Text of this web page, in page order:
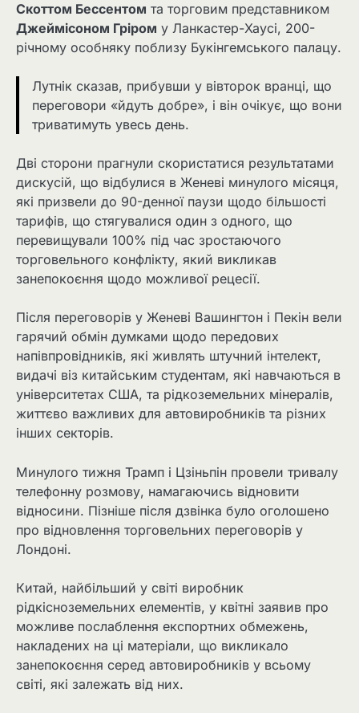
Скоттом Бессентом та торговим представником
Джеймісоном Гріром у Ланкастер-Хаусі, 200-
річному особняку поблизу Букінгемського палацу.
Лутнік сказав, прибувши у вівторок вранці, що
переговори «йдуть добре», і він очікує, що вони
триватимуть увесь день.
Дві сторони прагнули скористатися результатами
дискусій, що відбулися в Женеві минулого місяця,
які призвели до 90-денної паузи щодо більшості
тарифів, що стягувалися один з одного, що
перевищували 100% під час зростаючого
торговельного конфлікту, який викликав
занепокоєння щодо можливої ​​рецесії.
Після переговорів у Женеві Вашингтон і Пекін вели
гарячий обмін думками щодо передових
напівпровідників, які живлять штучний інтелект,
видачі віз китайським студентам, які навчаються в
університетах США, та рідкоземельних мінералів,
життєво важливих для автовиробників та різних
інших секторів.
Минулого тижня Трамп і Цзіньпін провели тривалу
телефонну розмову, намагаючись відновити
відносини. Пізніше після дзвінка було оголошено
про відновлення торговельних переговорів у
Лондоні.
Китай, найбільший у світі виробник
рідкісноземельних елементів, у квітні заявив про
можливе послаблення експортних обмежень,
накладених на ці матеріали, що викликало
занепокоєння серед автовиробників у всьому
світі, які залежать від них.